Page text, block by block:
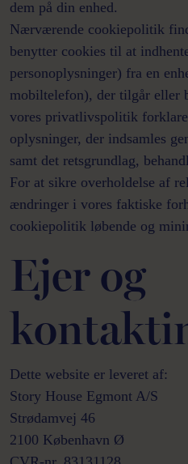
dem på din enhed.
Nærværende cookiepolitik
benytter cookies til at
personoplysninger) fra en
mobiltelefon), der tilgår eller
vores privatlivspolitik
oplysninger, der indsamles
samt det retsgrundlag,
For at sikre overholdelse af
ændringer i vores faktiske
cookiepolitik løbende og
Ejer og
Dette website er leveret af:
Story House Egmont A/S
Strødamvej 46
2100 København Ø